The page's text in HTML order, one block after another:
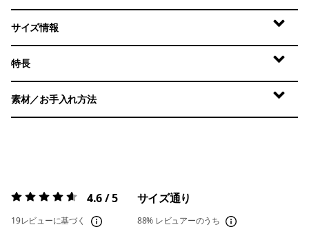
サイズ情報
特長
素材／お手入れ方法
評価:4.6 / 5 4.6 / 5
19レビューに基づく
サイズ通り
88% レビュアーのうち